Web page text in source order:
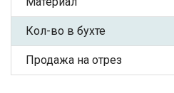
Кол-во в бухте
Продажа на отрез